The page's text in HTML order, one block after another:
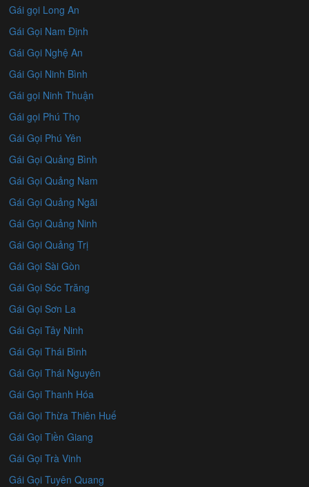
Gái gọi Long An
Gái Gọi Nam Định
Gái Gọi Nghệ An
Gái Gọi Ninh Bình
Gái gọi Ninh Thuận
Gái gọi Phú Thọ
Gái Gọi Phú Yên
Gái Gọi Quảng Bình
Gái Gọi Quảng Nam
Gái Gọi Quảng Ngãi
Gái Gọi Quảng Ninh
Gái Gọi Quảng Trị
Gái Gọi Sài Gòn
Gái Gọi Sóc Trăng
Gái Gọi Sơn La
Gái Gọi Tây Ninh
Gái Gọi Thái Bình
Gái Gọi Thái Nguyên
Gái Gọi Thanh Hóa
Gái Gọi Thừa Thiên Huế
Gái Gọi Tiền Giang
Gái Gọi Trà Vinh
Gái Gọi Tuyên Quang